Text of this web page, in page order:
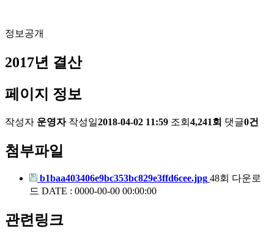
정보공개
2017년 결산
페이지 정보
작성자 운영자 작성일2018-04-02 11:59 조회 4,241회 댓글0건
첨부파일
b1baa403406e9bc353bc829e3ffd6cee.jpg 48회 다운로
드 DATE : 0000-00-00 00:00:00
관련링크